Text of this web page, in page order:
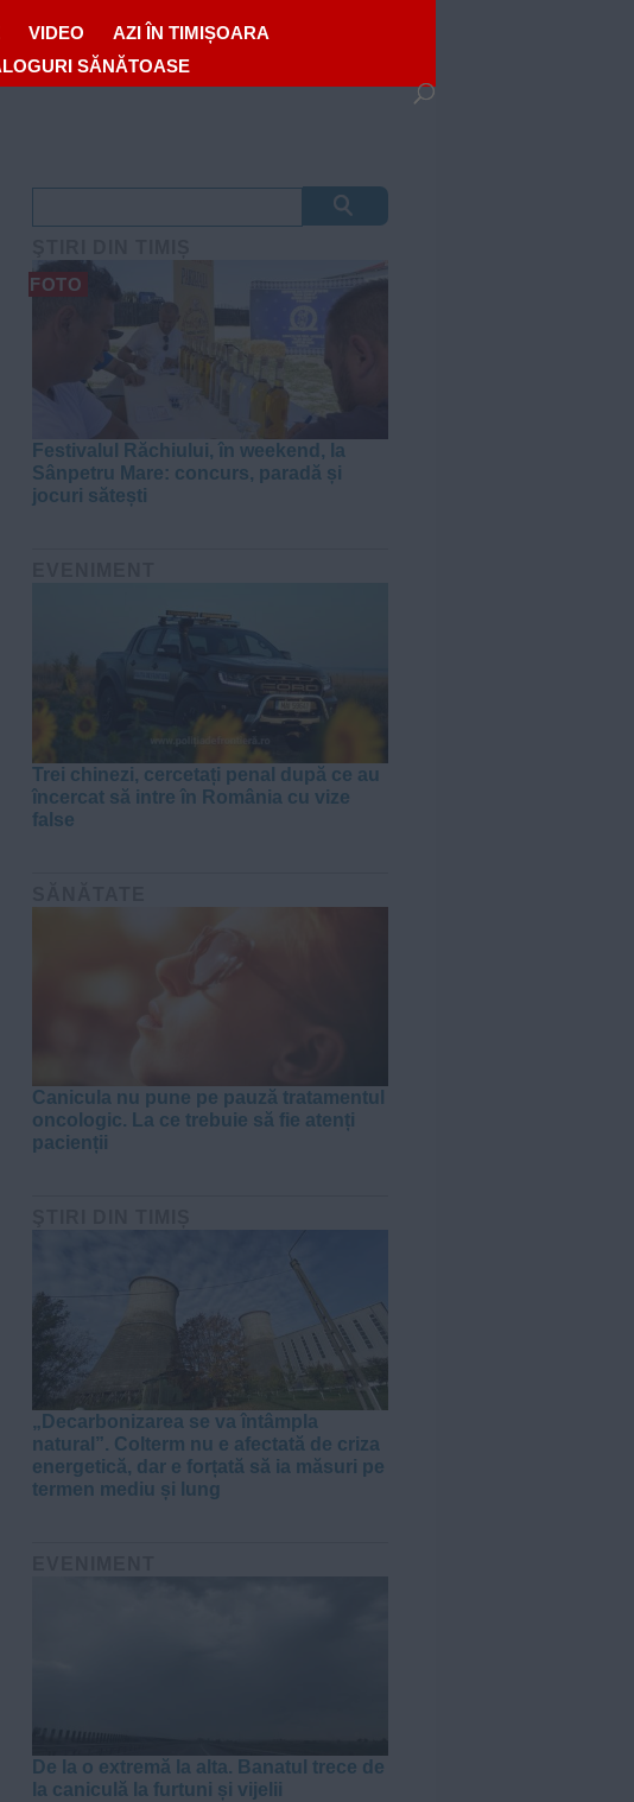
VIDEO
AZI ÎN TIMIȘOARA
SĂNĂTOASE
FOTO
Festivalul Răchiului, în weekend, la
Sânpetru Mare: concurs, paradă și
jocuri sătești
Trei chinezi, cercetați penal după ce au
încercat să intre în România cu vize
false
Canicula nu pune pe pauză tratamentul
oncologic. La ce trebuie să fie atenți
pacienții
„Decarbonizarea se va întâmpla
natural”. Colterm nu e afectată de criza
energetică, dar e forțată să ia măsuri pe
termen mediu și lung
De la o extremă la alta. Banatul trece de
la caniculă la furtuni și vijelii